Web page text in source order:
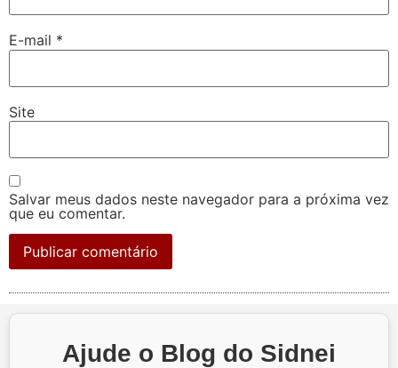
E-mail *
Site
Salvar meus dados neste navegador para a próxima vez
que eu comentar.
Ajude o Blog do Sidnei